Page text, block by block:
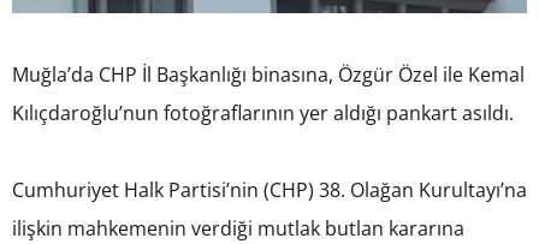
Muğla’da CHP İl Başkanlığı binasına, Özgür Özel ile Kemal
Kılıçdaroğlu’nun fotoğraflarının yer aldığı pankart asıldı.
Cumhuriyet Halk Partisi’nin (CHP) 38. Olağan Kurultayı’na
ilişkin mahkemenin verdiği mutlak butlan kararına